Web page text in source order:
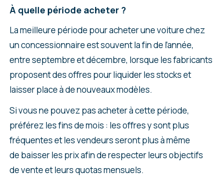
À quelle période acheter ?
La meilleure période pour acheter une voiture chez
un concessionnaire est souvent la fin de l’année,
entre septembre et décembre, lorsque les fabricants
proposent des offres pour liquider les stocks et
laisser place à de nouveaux modèles.
Si vous ne pouvez pas acheter à cette période,
préférez les fins de mois : les offres y sont plus
fréquentes et les vendeurs seront plus à même
de baisser les prix afin de respecter leurs objectifs
de vente et leurs quotas mensuels.